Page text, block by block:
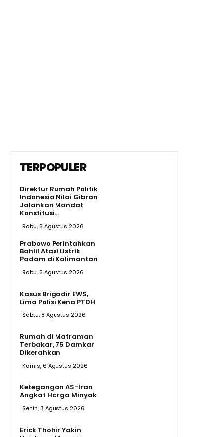
TERPOPULER
Direktur Rumah Politik
Indonesia Nilai Gibran
Jalankan Mandat
Konstitusi...
Rabu, 5 Agustus 2026
Prabowo Perintahkan
Bahlil Atasi Listrik
Padam di Kalimantan
Rabu, 5 Agustus 2026
Kasus Brigadir EWS,
Lima Polisi Kena PTDH
Sabtu, 8 Agustus 2026
Rumah di Matraman
Terbakar, 75 Damkar
Dikerahkan
Kamis, 6 Agustus 2026
Ketegangan AS-Iran
Angkat Harga Minyak
Senin, 3 Agustus 2026
Erick Thohir Yakin